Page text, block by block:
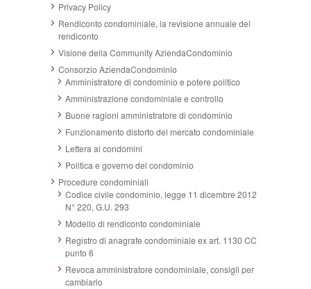
Privacy Policy
Rendiconto condominiale, la revisione annuale del
rendiconto
Visione della Community AziendaCondominio
Consorzio AziendaCondominio
Amministratore di condominio e potere politico
Amministrazione condominiale e controllo
Buone ragioni amministratore di condominio
Funzionamento distorto del mercato condominiale
Lettera ai condomini
Politica e governo del condominio
Procedure condominiali
Codice civile condominio, legge 11 dicembre 2012
N° 220, G.U. 293
Modello di rendiconto condominiale
Registro di anagrafe condominiale ex art. 1130 CC
punto 6
Revoca amministratore condominiale, consigli per
cambiarlo